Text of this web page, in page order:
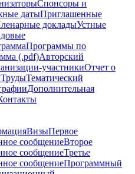
Спонсоры и
датыПриглашенные
докладыУстные
Программы по
(.pdf)Авторский
участникиОтчет о
ТрудыТематический
Дополнительная
ВизыПервое
сообщениеВторое
сообщениеТретье
сообщениеПрограммный